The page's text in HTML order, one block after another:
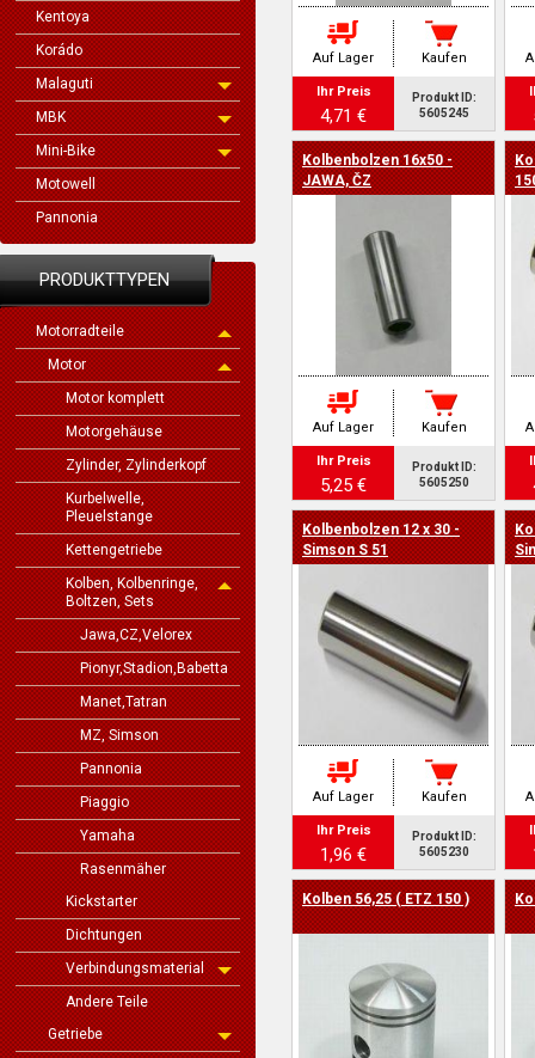
Kentoya
Korádo
Malaguti
MBK
Mini-Bike
Motowell
Pannonia
PRODUKTTYPEN
Motorradteile
Motor
Motor komplett
Motorgehäuse
Zylinder, Zylinderkopf
Kurbelwelle,
Pleuelstange
Kettengetriebe
Kolben, Kolbenringe,
Boltzen, Sets
Jawa,CZ,Velorex
Pionyr,Stadion,Babetta
Manet,Tatran
MZ, Simson
Pannonia
Piaggio
Yamaha
Rasenmäher
Kickstarter
Dichtungen
Verbindungsmaterial
Andere Teile
Getriebe
Auf Lager Kaufen
Ihr Preis
4,71 €
Produkt ID:
5605245
Kolbenbolzen 16x50 -
JAWA, ČZ
Auf Lager Kaufen
Ihr Preis
5,25 €
Produkt ID:
5605250
Kolbenbolzen 12 x 30 -
Simson S 51
Auf Lager Kaufen
Ihr Preis
1,96 €
Produkt ID:
5605230
Kolben 56,25 ( ETZ 150 )